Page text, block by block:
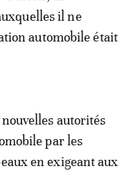
il ne
automobile était
autorités
par les
en exigeant aux